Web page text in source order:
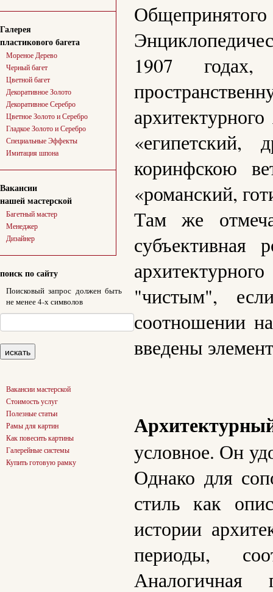
Галерея
пластикового багета
Мореное Дерево
Черный багет
Цветной багет
Декоративное Золото
Декоративное Серебро
Цветное Золото и Серебро
Гладкое Золото и Серебро
Специальные Эффекты
Имитация шпона
Вакансии
нашей мастерской
Багетный мастер
Менеджер
Дизайнер
поиск по сайту
Поисковый запрос должен быть
не менее 4-х символов
Вакансии мастерской
Стоимость услуг
Полезные статьи
Рамы для картин
Как повесить картины
Галерейные системы
Купить готовую рамку
Общепринятого
1907 годах,
«египетский,
коринфскою
«романский,
Там же
субъективная
"чистым",
соотношении
введены
условное. Он
Однако для
стиль как
истории
периоды,
Аналогичная